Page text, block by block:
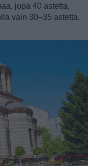
jopa 40 astetta,
vain 30–35 astetta.